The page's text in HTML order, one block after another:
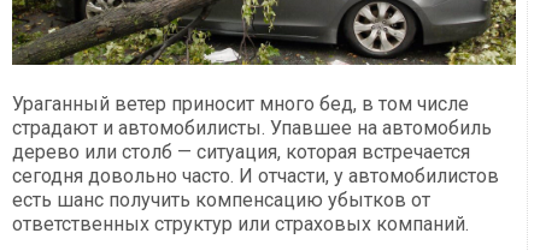
Ураганный ветер приносит много бед, в том числе
страдают и автомобилисты. Упавшее на автомобиль
дерево или столб — ситуация, которая встречается
сегодня довольно часто. И отчасти, у автомобилистов
есть шанс получить компенсацию убытков от
ответственных структур или страховых компаний.